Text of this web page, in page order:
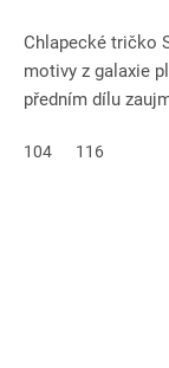
Chlapecké tričko
motivy z galaxie
předním dílu
104 116